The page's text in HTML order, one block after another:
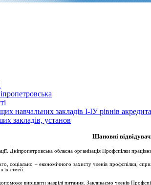
навчальних закладів І-ІУ рівнів
закладів, установ
Шановні
Дніпропетровська обласна організація Профспілки
– економічного захисту членів профспілки,
їх сімей.
вирішити назрілі питання. Закликаємо членів